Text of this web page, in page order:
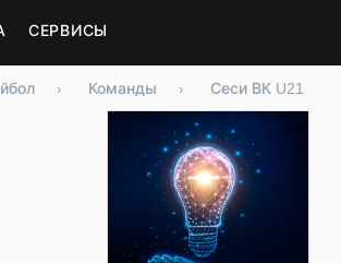
СЕРВИСЫ
› Команды › Сеси ВК U21